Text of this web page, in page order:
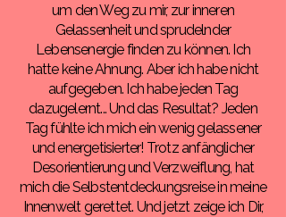
um den Weg zu mir, zur inneren
Gelassenheit und sprudelnder
Lebensenergie finden zu können. Ich
hatte keine Ahnung. Aber ich habe nicht
aufgegeben. Ich habe jeden Tag
dazugelernt... Und das Resultat? Jeden
Tag fühlte ich mich ein wenig gelassener
und energetisierter! Trotz anfänglicher
Desorientierung und Verzweiflung, hat
mich die Selbstentdeckungsreise in meine
Innenwelt gerettet. Und jetzt zeige ich Dir,